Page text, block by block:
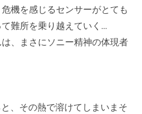
機を感じるセンサーがとても
難所を乗り越えていく…
、まさにソニー精神の体現者
、その熱で溶けてしまいまそ